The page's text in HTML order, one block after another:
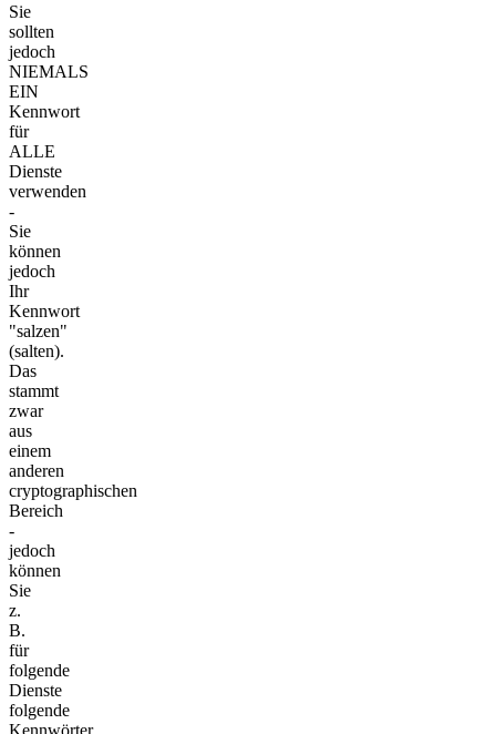
Sie
sollten
jedoch
NIEMALS
EIN
Kennwort
für
ALLE
Dienste
verwenden
-
Sie
können
jedoch
Ihr
Kennwort
"salzen"
(salten).
Das
stammt
zwar
aus
einem
anderen
cryptographischen
Bereich
-
jedoch
können
Sie
z.
B.
für
folgende
Dienste
folgende
Kennwörter